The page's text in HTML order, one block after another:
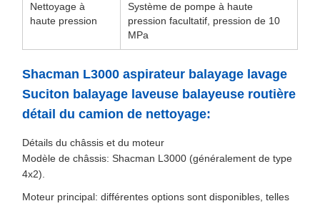
Nettoyage à
haute pression
Système de pompe à haute
pression facultatif, pression de 10
MPa
Shacman L3000 aspirateur balayage lavage
Suciton balayage laveuse balayeuse routière
détail du camion de nettoyage:
Détails du châssis et du moteur
Modèle de châssis: Shacman L3000 (généralement de type
4x2).
Moteur principal: différentes options sont disponibles, telles